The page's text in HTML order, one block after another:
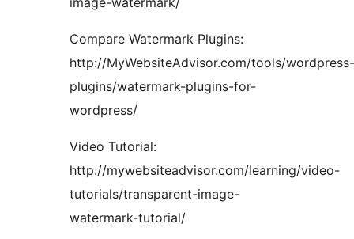
Compare Watermark Plugins:
http://MyWebsiteAdvisor.com/tools/wordpress-
plugins/watermark-plugins-for-
wordpress/
Video Tutorial:
http://mywebsiteadvisor.com/learning/video-
tutorials/transparent-image-
watermark-tutorial/